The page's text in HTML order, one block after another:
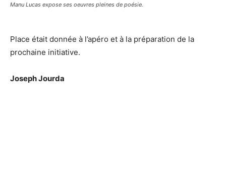
Manu Lucas expose ses oeuvres pleines de poésie.
Place était donnée à l’apéro et à la préparation de la
prochaine initiative.
Joseph Jourda